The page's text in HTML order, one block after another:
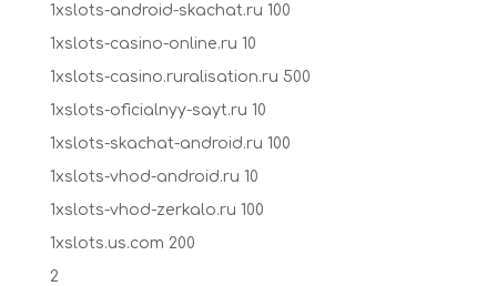
1xslots-android-skachat.ru 100
1xslots-casino-online.ru 10
1xslots-casino.ruralisation.ru 500
1xslots-oficialnyy-sayt.ru 10
1xslots-skachat-android.ru 100
1xslots-vhod-android.ru 10
1xslots-vhod-zerkalo.ru 100
1xslots.us.com 200
2